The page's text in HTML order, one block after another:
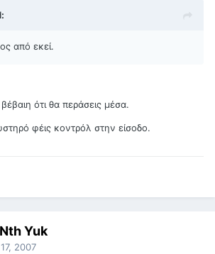
από εκεί.
ότι θα περάσεις μέσα.
φέις κοντρόλ στην είσοδο.
Yuk
2007